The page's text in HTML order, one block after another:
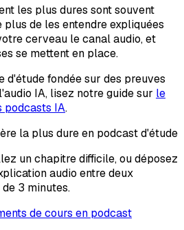
les plus dures sont souvent
de les entendre expliquées
cerveau le canal audio, et
se mettent en place.
d'étude fondée sur des preuves
IA, lisez notre guide sur le
podcasts IA.
la plus dure en podcast d'étude
un chapitre difficile, ou déposez
audio entre deux
3 minutes.
de cours en podcast